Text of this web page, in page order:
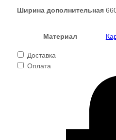
Ширина дополнительная
Материал
Доставка
Оплата